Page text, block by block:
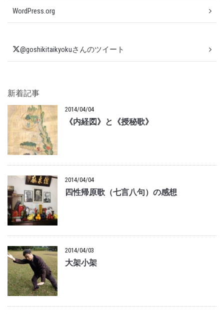
WordPress.org
@goshikitaikyokuさんのツイート
新着記事
2014/04/04
《内経図》と《授秘歌》
2014/04/04
四性帰原歌（七言八句）の感想
2014/04/03
大架小架